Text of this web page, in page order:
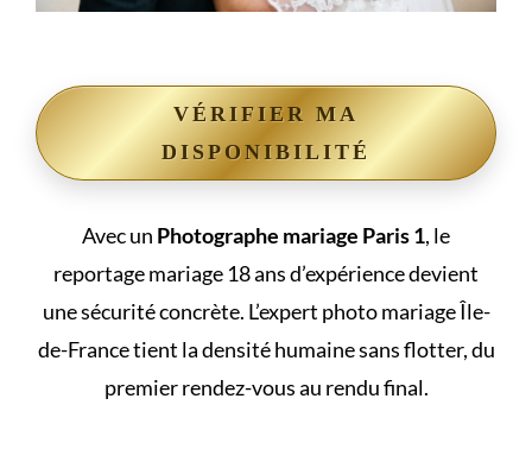
VÉRIFIER MA
DISPONIBILITÉ
Avec un Photographe mariage Paris 1, le
reportage mariage 18 ans d’expérience devient
une sécurité concrète. L’expert photo mariage Île-
de-France tient la densité humaine sans flotter, du
premier rendez-vous au rendu final.